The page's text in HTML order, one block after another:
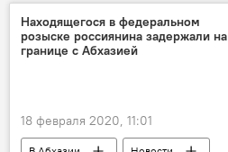
Находящегося в федеральном
розыске россиянина задержали на
границе с Абхазией
18 февраля 2020, 11:01